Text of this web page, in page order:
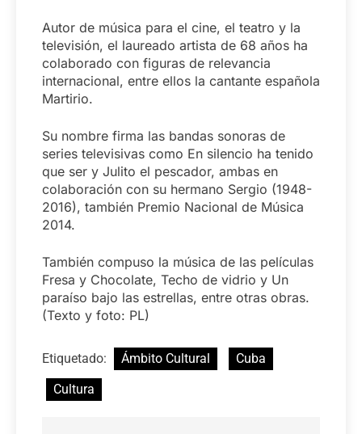
Autor de música para el cine, el teatro y la
televisión, el laureado artista de 68 años ha
colaborado con figuras de relevancia
internacional, entre ellos la cantante española
Martirio.
Su nombre firma las bandas sonoras de
series televisivas como En silencio ha tenido
que ser y Julito el pescador, ambas en
colaboración con su hermano Sergio (1948-
2016), también Premio Nacional de Música
2014.
También compuso la música de las películas
Fresa y Chocolate, Techo de vidrio y Un
paraíso bajo las estrellas, entre otras obras.
(Texto y foto: PL)
Etiquetado: Ámbito Cultural
Cuba
Cultura